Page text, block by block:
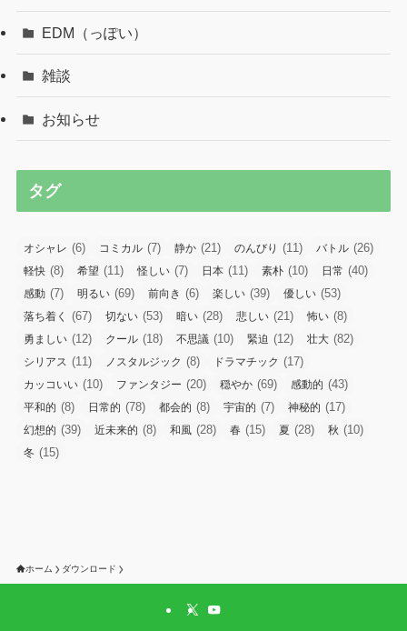
EDM（っぽい）
雑談
お知らせ
タグ
オシャレ (6) コミカル (7) 静か (21) のんびり (11) バトル (26)
軽快 (8) 希望 (11) 怪しい (7) 日本 (11) 素朴 (10) 日常 (40)
感動 (7) 明るい (69) 前向き (6) 楽しい (39) 優しい (53)
落ち着く (67) 切ない (53) 暗い (28) 悲しい (21) 怖い (8)
勇ましい (12) クール (18) 不思議 (10) 緊迫 (12) 壮大 (82)
シリアス (11) ノスタルジック (8) ドラマチック (17)
カッコいい (10) ファンタジー (20) 穏やか (69) 感動的 (43)
平和的 (8) 日常的 (78) 都会的 (8) 宇宙的 (7) 神秘的 (17)
幻想的 (39) 近未来的 (8) 和風 (28) 春 (15) 夏 (28) 秋 (10)
冬 (15)
ホーム ダウンロード